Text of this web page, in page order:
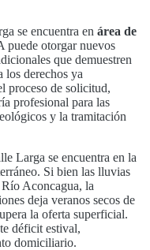
se encuentra en área de
puede otorgar nuevos
que demuestren
los derechos ya
proceso de solicitud,
profesional para las
y la tramitación
Larga se encuentra en la
Si bien las lluvias
Río Aconcagua, la
deja veranos secos de
la oferta superficial.
déficit estival,
domiciliario.